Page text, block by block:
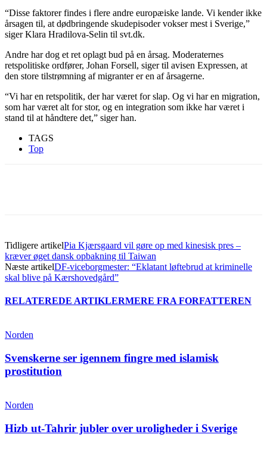
“Disse faktorer findes i flere andre europæiske lande. Vi kender ikke
årsagen til, at dødbringende skudepisoder vokser mest i Sverige,”
siger Klara Hradilova-Selin til svt.dk.
Andre har dog et ret oplagt bud på en årsag. Moderaternes
retspolitiske ordfører, Johan Forsell, siger til avisen Expressen, at
den store tilstrømning af migranter er en af årsagerne.
“Vi har en retspolitik, der har været for slap. Og vi har en migration,
som har været alt for stor, og en integration som ikke har været i
stand til at håndtere det,” siger han.
TAGS
Top
Tidligere artikelPia Kjærsgaard vil gøre op med kinesisk pres –
kræver øget dansk opbakning til Taiwan
Næste artikelDF-viceborgmester: “Eklatant løftebrud at kriminelle
skal blive på Kærshovedgård”
RELATEREDE ARTIKLERMERE FRA FORFATTEREN
Norden
Svenskerne ser igennem fingre med islamisk
prostitution
Norden
Hizb ut-Tahrir jubler over uroligheder i Sverige